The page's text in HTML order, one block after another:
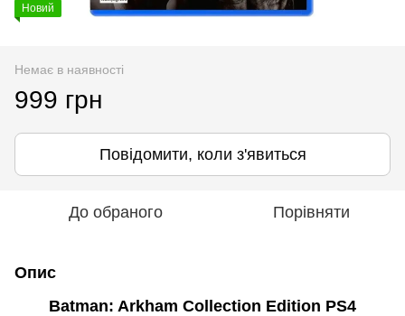
Новий
Немає в наявності
999 грн
Повідомити, коли з'явиться
До обраного Порівняти
Опис
Batman: Arkham Collection Edition PS4